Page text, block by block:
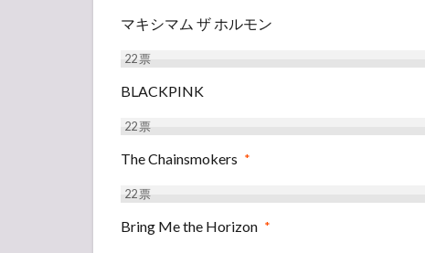
マキシマム ザ ホルモン
22票
BLACKPINK
22票
The Chainsmokers *
22票
Bring Me the Horizon *